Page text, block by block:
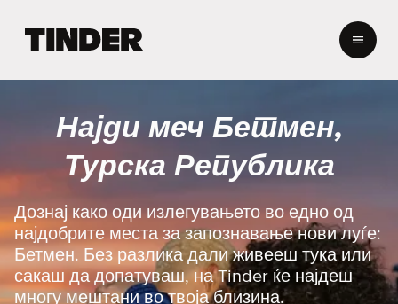
r
o
e
Најди меч Бетмен,
Турска Република
Дознај како оди излегувањето во едно од
најдобрите места за запознавање нови луѓе:
Бетмен. Без разлика дали живееш тука или
сакаш да допатуваш, на Tinder ќе најдеш
многу мештани во твоја близина.